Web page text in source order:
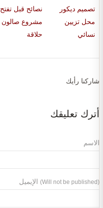
نصائح قبل تفتح
مشروع صالون
حلاقة
تصميم ديكور
محل تزيين
نسائي
شاركنا رأيك
أترك تعليقك
الاسم
(Will not be published)